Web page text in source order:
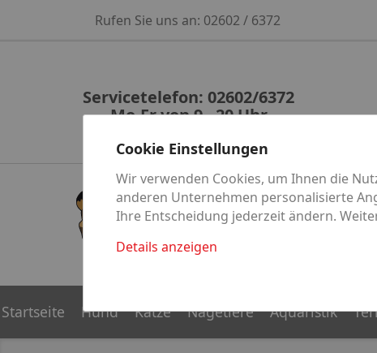
Rufen Sie uns an: 02602 / 6372
Servicetelefon: 02602/6372
Mo-Fr von 9 - 20 Uhr
Startseite Hund Katze Nagetiere Aquaristik
Cookie Einstellungen
Wir verwenden Cookies, um Ihnen die
anderen Unternehmen personalisierte
Ihre Entscheidung jederzeit ändern.
Details anzeigen